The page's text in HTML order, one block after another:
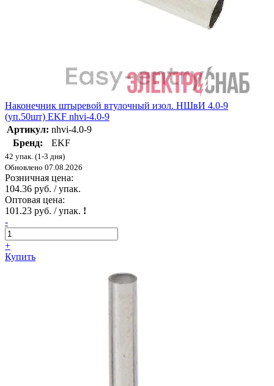
Наконечник штыревой втулочный изол. НШвИ 4.0-9
(уп.50шт) EKF nhvi-4.0-9
Артикул: nhvi-4.0-9
Бренд:
EKF
42 упак. (1-3 дня)
Обновлено 07.08.2026
Розничная цена:
104.36 руб. / упак.
Оптовая цена:
101.23 руб. / упак. !
-
+
Купить